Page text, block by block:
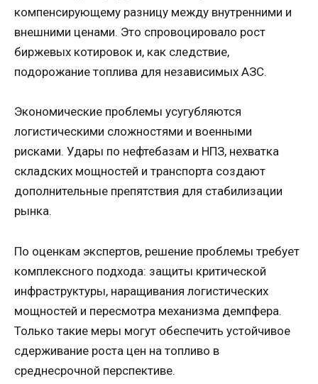
компенсирующему разницу между внутренними и
внешними ценами. Это спровоцировало рост
биржевых котировок и, как следствие,
подорожание топлива для независимых АЗС.
Экономические проблемы усугубляются
логистическими сложностями и военными
рисками. Удары по нефтебазам и НПЗ, нехватка
складских мощностей и транспорта создают
дополнительные препятствия для стабилизации
рынка.
По оценкам экспертов, решение проблемы требует
комплексного подхода: защиты критической
инфраструктуры, наращивания логистических
мощностей и пересмотра механизма демпфера.
Только такие меры могут обеспечить устойчивое
сдерживание роста цен на топливо в
среднесрочной перспективе.